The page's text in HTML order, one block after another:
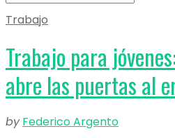
Trabajo
Trabajo para
abre las puertas al
by Federico Argento